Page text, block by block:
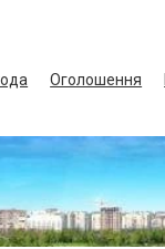
Оголошення